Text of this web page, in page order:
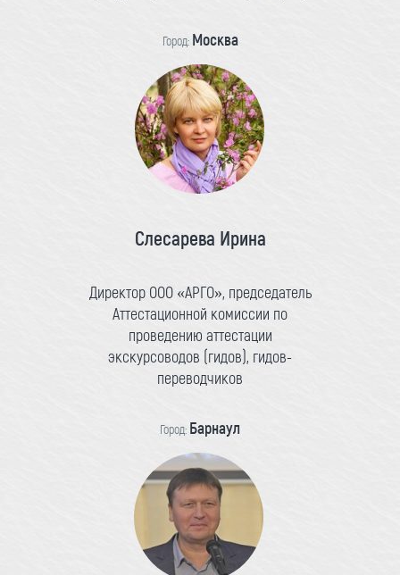
Город: Москва
Слесарева Ирина
Директор ООО «АРГО», председатель
Аттестационной комиссии по
проведению аттестации
экскурсоводов (гидов), гидов-
переводчиков
Город: Барнаул